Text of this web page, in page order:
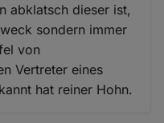
abklatsch dieser ist,
sondern immer
von
Vertreter eines
hat reiner Hohn.